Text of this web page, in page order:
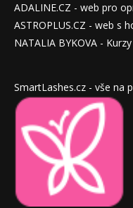
ADALINE.CZ - web pro
ASTROPLUS.CZ - web s
NATALIA BYKOVA -
SmartLashes.cz - vše na